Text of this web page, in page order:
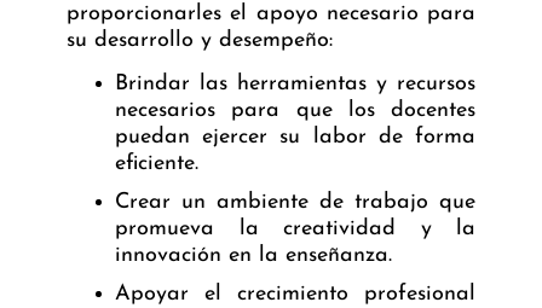
proporcionarles el apoyo necesario para
su desarrollo y desempeño:
Brindar las herramientas y recursos
necesarios para que los docentes
puedan ejercer su labor de forma
eficiente.
Crear un ambiente de trabajo que
promueva la creatividad y la
innovación en la enseñanza.
Apoyar el crecimiento profesional